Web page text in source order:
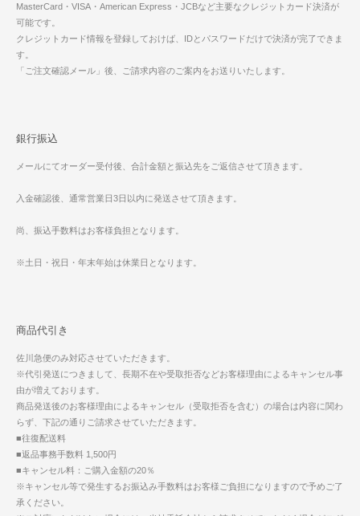
MasterCard・VISA・American Express・JCBなど主要なクレジットカード決済が
可能です。
クレジットカード情報を登録しておけば、IDとパスワードだけで決済が完了できま
す。
「ご注文確認メール」後、ご請求内容のご案内をお送りいたします。
銀行振込
メールにてオーダー受付後、合計金額と振込先をご返信させて頂きます。
入金確認後、通常営業日3日以内に発送させて頂きます。
尚、振込手数料はお客様負担となります。
※土日・祝日・年末年始は休業日となります。
商品代引き
佐川急便のみ対応させていただきます。
※代引発送につきまして、長期不在や受取拒否などお客様理由によるキャンセル事
由が増えております。
商品発送後のお客様理由によるキャンセル（受取拒否を含む）の場合は内容に関わ
らず、下記の通りご請求させていただきます。
■往復配送料
■返品事務手数料 1,500円
■キャンセル料：ご購入金額の20％
※キャンセル等で発生するお振込み手数料はお客様ご負担になりますので予めご了
承ください。